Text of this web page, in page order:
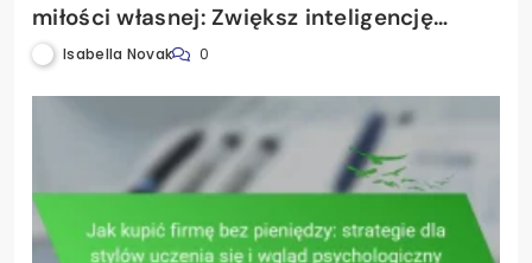
miłości własnej: Zwiększ inteligencję
emocjonalną i wspieraj pozytywne style
Isabella Novak 0